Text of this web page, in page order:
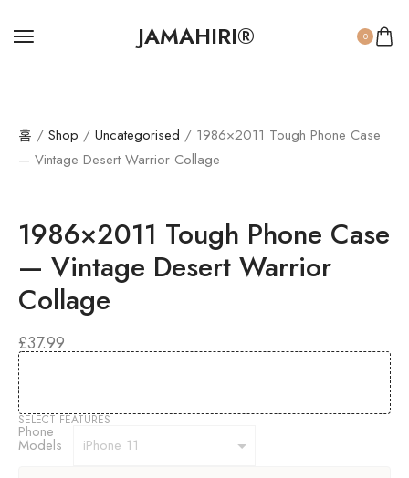
JAMAHIRI® 0
홈 / Shop / Uncategorised / 1986×2011 Tough Phone Case
— Vintage Desert Warrior Collage
1986×2011 Tough Phone Case
— Vintage Desert Warrior
Collage
£37.99
SELECT FEATURES
Phone
Models